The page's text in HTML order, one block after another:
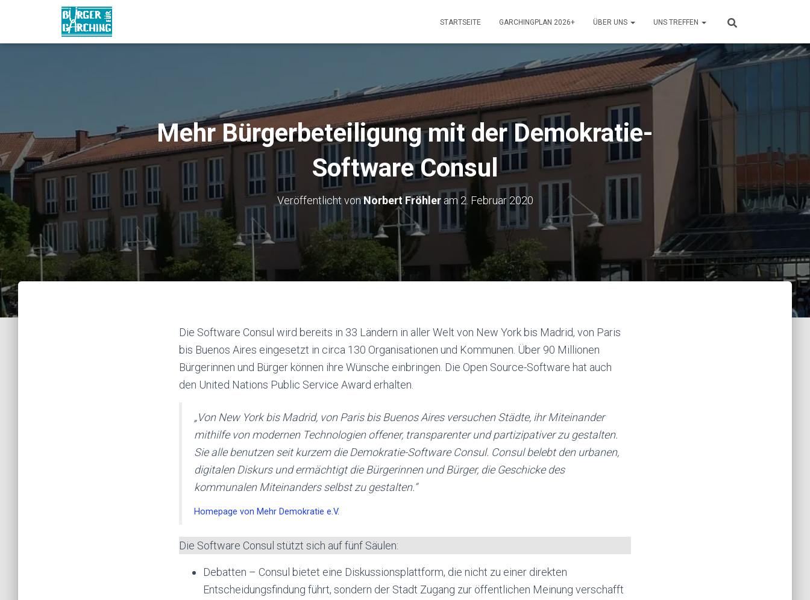
STARTSEITE GARCHINGPLAN 2026+ ÜBER UNS UNS TREFFEN
Mehr Bürgerbeteiligung mit der Demokratie-
Software Consul
Veröffentlicht vonNorbert Fröhleram 2. Februar 2020
Die Software Consul wird bereits in 33 Ländern in aller Welt von New York bis Madrid, von Paris
bis Buenos Aires eingesetzt in circa 130 Organisationen und Kommunen. Über 90 Millionen
Bürgerinnen und Bürger können ihre Wünsche einbringen. Die Open Source-Software hat auch
den United Nations Public Service Award erhalten.
„Von New York bis Madrid, von Paris bis Buenos Aires versuchen Städte, ihr Miteinander
mithilfe von modernen Technologien offener, transparenter und partizipativer zu gestalten.
Sie alle benutzen seit kurzem die Demokratie-Software Consul. Consul belebt den urbanen,
digitalen Diskurs und ermächtigt die Bürgerinnen und Bürger, die Geschicke des
kommunalen Miteinanders selbst zu gestalten.“
Homepage von Mehr Demokratie e.V.
Die Software Consul stützt sich auf fünf Säulen:
Debatten – Consul bietet eine Diskussionsplattform, die nicht zu einer direkten
Entscheidungsfindung führt, sondern der Stadt Zugang zur öffentlichen Meinung verschafft